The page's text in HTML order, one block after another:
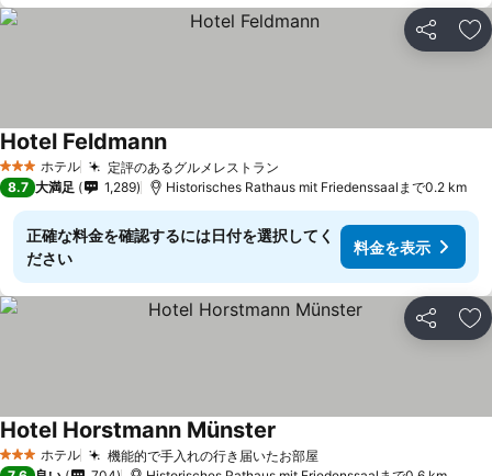
シェア お
3 ホテルのランク
ホテル 定評のあるグルメレストラン
Hotel Feldmann
8.7 大満足 1,289 Historisches Rathaus mit Friedenssaalまで0.2 km
正確な料金を確認するには日付を選択してく
ださい
料金を表示
シェア お
3 ホテルのランク
ホテル 機能的で手入れの行き届いたお部屋
Hotel Horstmann Münster